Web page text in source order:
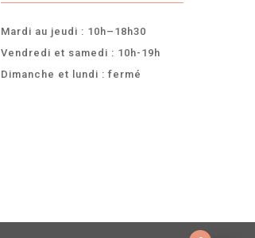
Mardi au jeudi : 10h–18h30
Vendredi et samedi : 10h-19h
Dimanche et lundi : fermé